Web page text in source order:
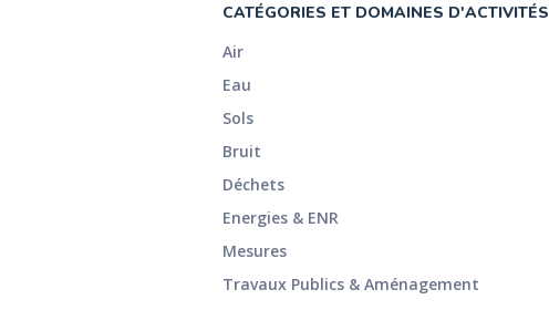
CATÉGORIES ET DOMAINES D'ACTIVITÉS
Air
Eau
Sols
Bruit
Déchets
Energies & ENR
Mesures
Travaux Publics & Aménagement